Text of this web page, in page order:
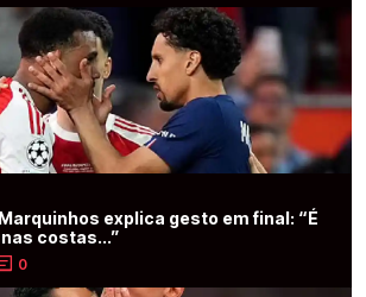
explica gesto em final: “É
costas...”
0